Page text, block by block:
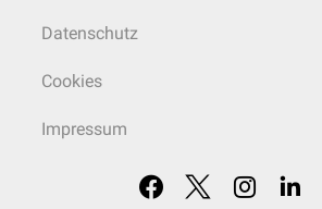
Datenschutz
Cookies
Impressum